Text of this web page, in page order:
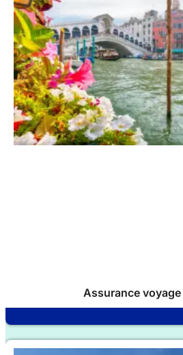
Assurance voyage